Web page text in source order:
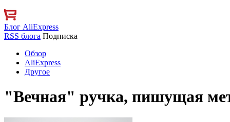
Блог AliExpress
RSS блога Подписка
Обзор
AliExpress
Другое
"Вечная" ручка, пишущая